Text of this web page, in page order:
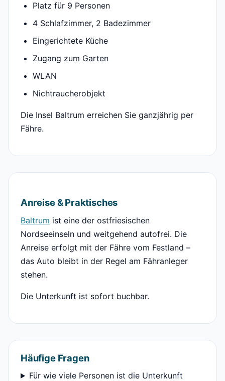
Platz für 9 Personen
4 Schlafzimmer, 2 Badezimmer
Eingerichtete Küche
Zugang zum Garten
WLAN
Nichtraucherobjekt
Die Insel Baltrum erreichen Sie ganzjährig per
Fähre.
Anreise & Praktisches
Baltrum ist eine der ostfriesischen
Nordseeinseln und weitgehend autofrei. Die
Anreise erfolgt mit der Fähre vom Festland –
das Auto bleibt in der Regel am Fähranleger
stehen.
Die Unterkunft ist sofort buchbar.
Häufige Fragen
Für wie viele Personen ist die Unterkunft